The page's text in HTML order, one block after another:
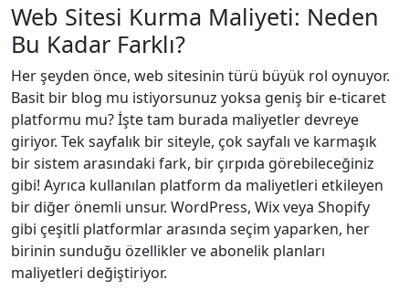
Web Sitesi Kurma Maliyeti: Neden
Bu Kadar Farklı?
Her şeyden önce, web sitesinin türü büyük rol oynuyor.
Basit bir blog mu istiyorsunuz yoksa geniş bir e-ticaret
platformu mu? İşte tam burada maliyetler devreye
giriyor. Tek sayfalık bir siteyle, çok sayfalı ve karmaşık
bir sistem arasındaki fark, bir çırpıda görebileceğiniz
gibi! Ayrıca kullanılan platform da maliyetleri etkileyen
bir diğer önemli unsur. WordPress, Wix veya Shopify
gibi çeşitli platformlar arasında seçim yaparken, her
birinin sunduğu özellikler ve abonelik planları
maliyetleri değiştiriyor.